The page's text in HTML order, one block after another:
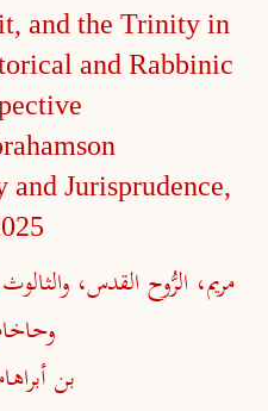
and the Trinity in
and Rabbinic
and Jurisprudence,
مريم، الرُّوح القدس،
بن